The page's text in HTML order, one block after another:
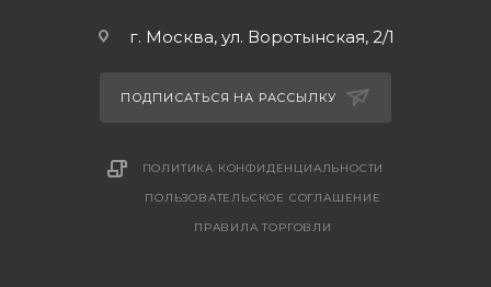
г. Москва, ул. Воротынская, 2/1
ПОДПИСАТЬСЯ НА РАССЫЛКУ
ПОЛИТИКА КОНФИДЕНЦИАЛЬНОСТИ
ПОЛЬЗОВАТЕЛЬСКОЕ СОГЛАШЕНИЕ
ПРАВИЛА ТОРГОВЛИ